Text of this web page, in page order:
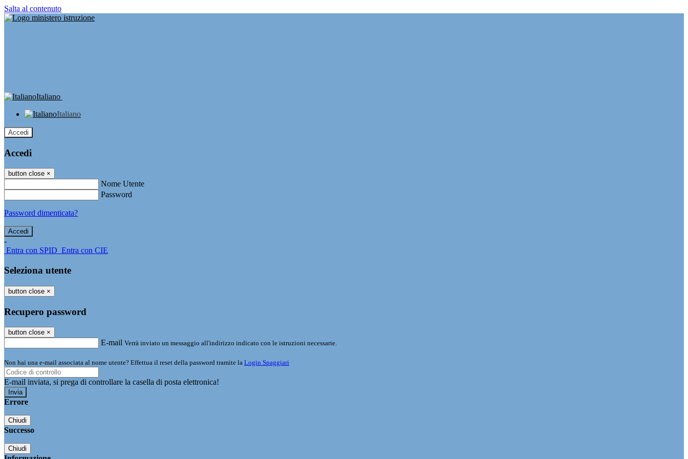
Salta al contenuto
Italiano
Italiano
Accedi
Accedi
button close ×
Nome Utente
Password
Password dimenticata?
-
Entra con SPID Entra con CIE
Seleziona utente
button close ×
Recupero password
button close ×
E-mail Verrà inviato un messaggio all'indirizzo indicato con le istruzioni necessarie.
Non hai una e-mail associata al nome utente? Effettua il reset della password tramite la Login Spaggiari
E-mail inviata, si prega di controllare la casella di posta elettronica!
Errore
Chiudi
Successo
Chiudi